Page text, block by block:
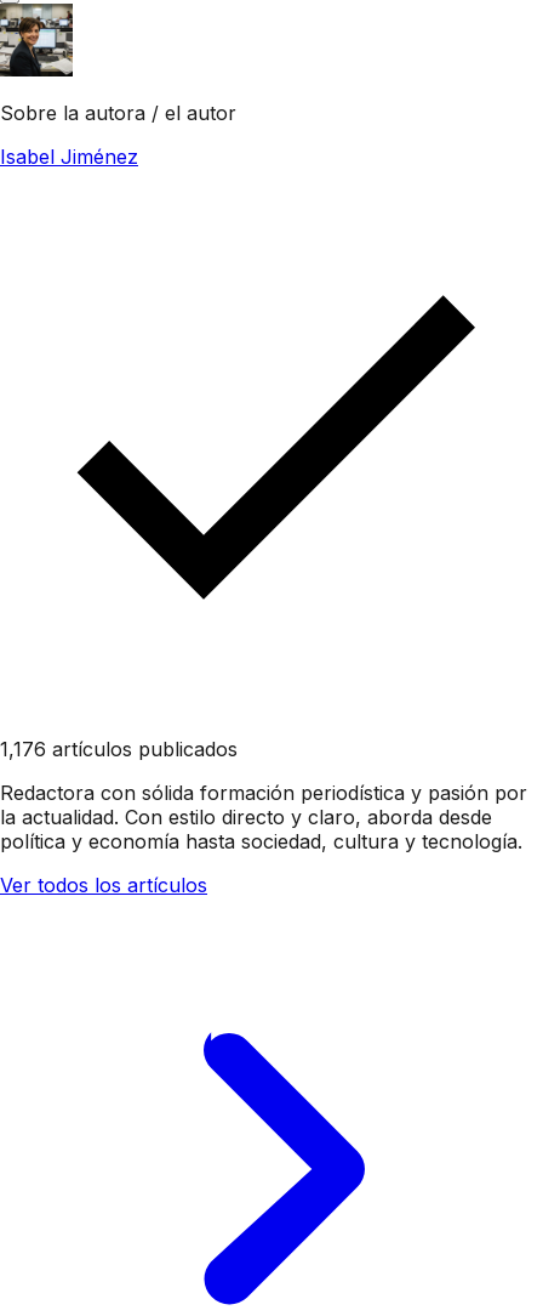
Sobre la autora / el autor
Isabel Jiménez
1,176 artículos publicados
Redactora con sólida formación periodística y pasión por
la actualidad. Con estilo directo y claro, aborda desde
política y economía hasta sociedad, cultura y tecnología.
Ver todos los artículos